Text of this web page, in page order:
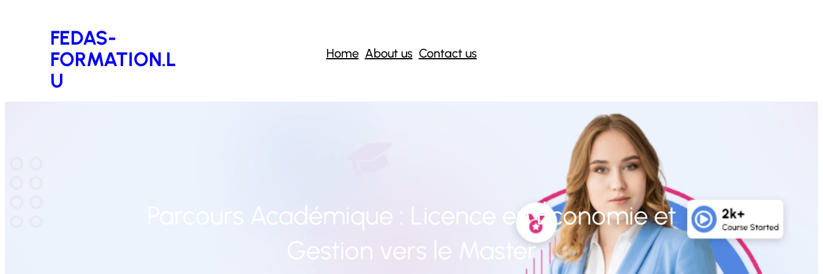
FEDAS-
FORMATION.L
U
Home About us Contact us
Parcours Académique : Licence en Économie et
Gestion vers le Master